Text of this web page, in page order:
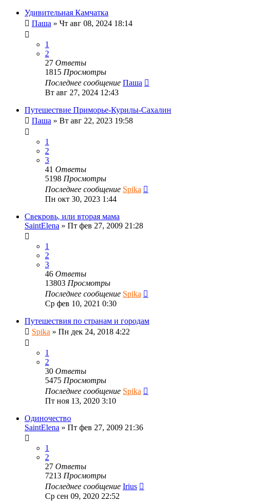
Удивительная Камчатка
Паша » Чт авг 08, 2024 18:14
1
2
27 Ответы
1815 Просмотры
Последнее сообщение Паша
Вт авг 27, 2024 12:43
Путешествие Приморье-Курилы-Сахалин
Паша » Вт авг 22, 2023 19:58
1
2
3
41 Ответы
5198 Просмотры
Последнее сообщение Spika
Пн окт 30, 2023 1:44
Свекровь, или вторая мама
SaintElena » Пт фев 27, 2009 21:28
1
2
3
46 Ответы
13803 Просмотры
Последнее сообщение Spika
Ср фев 10, 2021 0:30
Путешествия по странам и городам
Spika » Пн дек 24, 2018 4:22
1
2
30 Ответы
5475 Просмотры
Последнее сообщение Spika
Пт ноя 13, 2020 3:10
Одиночество
SaintElena » Пт фев 27, 2009 21:36
1
2
27 Ответы
7213 Просмотры
Последнее сообщение Irius
Ср сен 09, 2020 22:52